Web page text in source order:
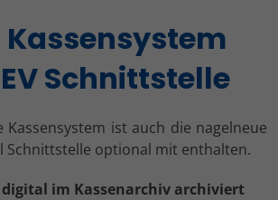
Schnittstelle
Kassensystem ist auch die nagelneue
Schnittstelle optional mit enthalten.
digital im Kassenarchiv archiviert